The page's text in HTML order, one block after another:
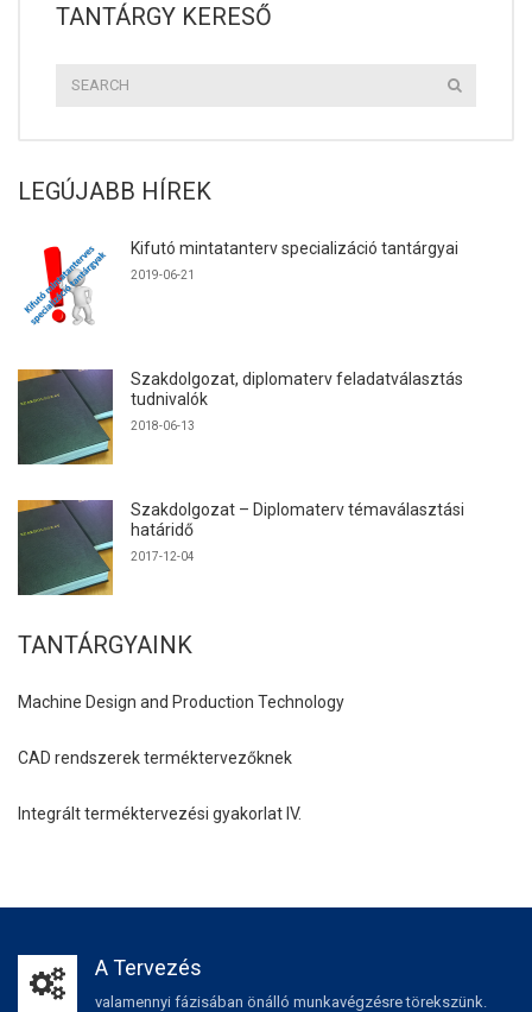
TANTÁRGY KERESŐ
LEGÚJABB HÍREK
Kifutó mintatanterv specializáció tantárgyai
2019-06-21
Szakdolgozat, diplomaterv feladatválasztás
tudnivalók
2018-06-13
Szakdolgozat – Diplomaterv témaválasztási
határidő
2017-12-04
TANTÁRGYAINK
Machine Design and Production Technology
CAD rendszerek terméktervezőknek
Integrált terméktervezési gyakorlat IV.
A Tervezés
valamennyi fázisában önálló munkavégzésre törekszünk.